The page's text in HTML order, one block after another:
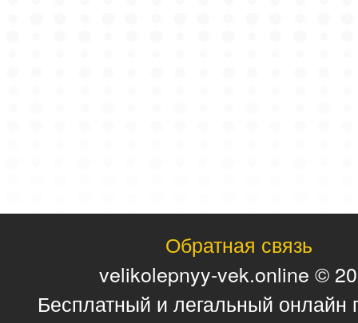
Обратная связь
velikolepnyy-vek.online ©
Бесплатный и легальный онлайн